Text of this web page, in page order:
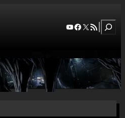
YouTube
Facebook
X RSS Feed